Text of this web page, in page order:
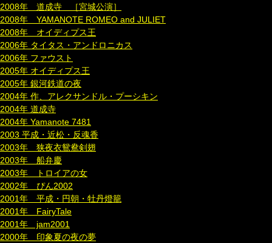
2008年 道成寺 ［宮城公演］
2008年 YAMANOTE ROMEO and JULIET
2008年 オイディプス王
2006年 タイタス・アンドロニカス
2006年 ファウスト
2005年 オイディプス王
2005年 銀河鉄道の夜
2004年 作、アレクサンドル・プーシキン
2004年 道成寺
2004年 Yamanote 7481
2003 平成・近松・反魂香
2003年 狭夜衣鴛鴦剣翅
2003年 船弁慶
2003年 トロイアの女
2002年 ぴん2002
2001年 平成・円朝・牡丹燈籠
2001年 FairyTale
2001年 jam2001
2000年 印象夏の夜の夢